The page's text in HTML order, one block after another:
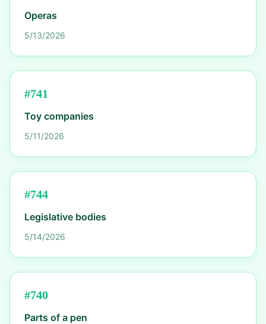
Operas
5/13/2026
#741
Toy companies
5/11/2026
#744
Legislative bodies
5/14/2026
#740
Parts of a pen